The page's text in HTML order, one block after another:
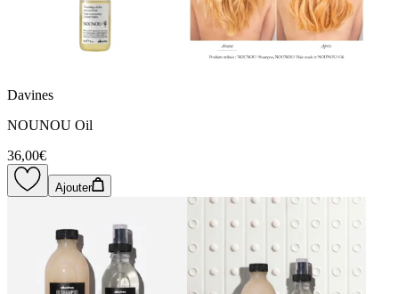
Davines
NOUNOU Oil
36,00€
Ajouter